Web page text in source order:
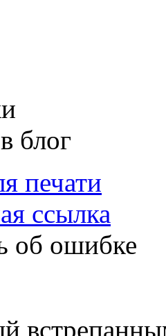
блог
печати
ссылка
об ошибке